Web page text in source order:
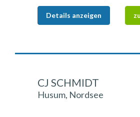
Details anzeigen
CJ SCHMIDT
Husum, Nordsee